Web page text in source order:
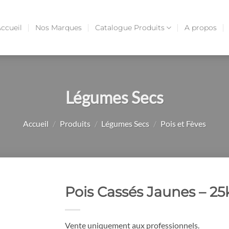
Nos Marques Catalogue Produits A propos
Légumes Secs
Accueil / Produits / Légumes Secs / Pois et Fèves
Pois Cassés Jaunes –
Vente uniquement aux professionnels.